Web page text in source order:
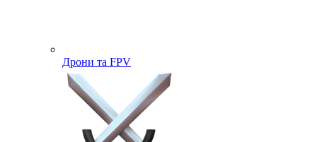
Дрони та FPV